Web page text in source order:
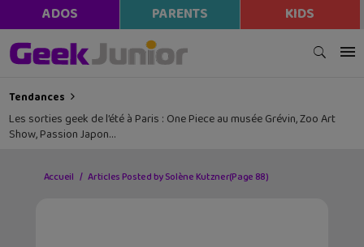
ADOS PARENTS KIDS
Tendances
Les sorties geek de l’été à Paris : One Piece au musée Grévin, Zoo Art
Show, Passion Japon…
Accueil Articles Posted by Solène Kutzner(Page 88)